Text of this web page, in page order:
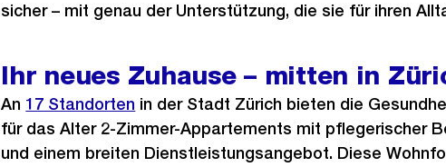
sicher – mit genau der Unterstützung, die sie für ihren
Ihr neues Zuhause – mitten in
An 17 Standorten in der Stadt Zürich bieten die
für das Alter 2-Zimmer-Appartements mit pflegerischer
und einem breiten Dienstleistungsangebot. Diese